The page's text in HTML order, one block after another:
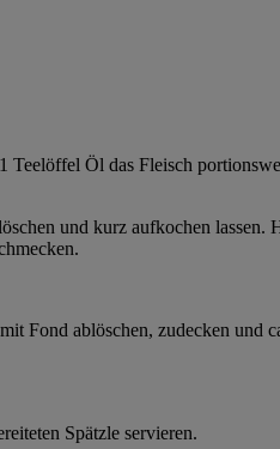
Öl das Fleisch
und kurz aufkochen lassen.
Fond ablöschen, zudecken und
Spätzle servieren.